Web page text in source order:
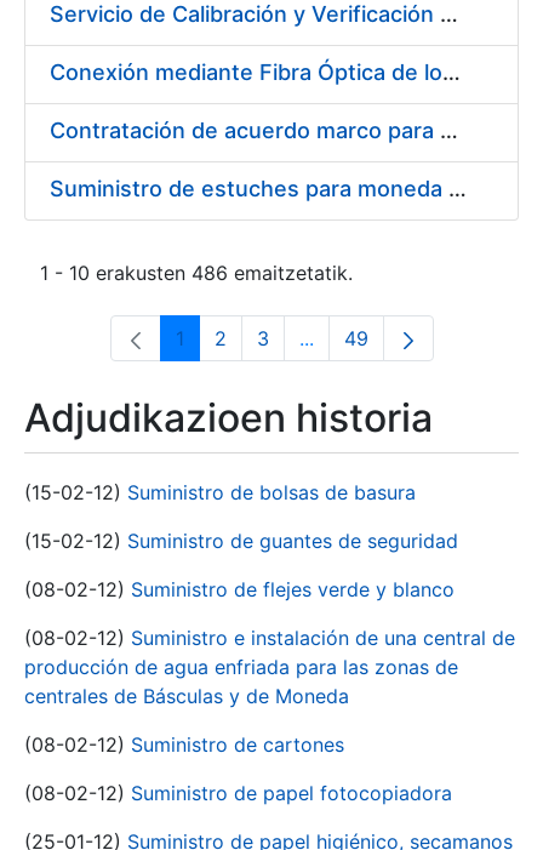
Servicio de Calibración y Verificación Externa de los Equipos de Medición del Servicio de Prevención de la FNMT-RCM
Conexión mediante Fibra Óptica de los Centros de Proceso de Datos (CPDs) de las sedes de la FNMT-RCM de Burgos y Madrid
Contratación de acuerdo marco para el Suministro de Material de Electricidad para la Fábrica Nacional de Moneda y Timbre-Real Casa de la Moneda en su centro de trabajo de Burgos
Suministro de estuches para moneda de 30 €
1 - 10 erakusten 486 emaitzetatik.
Orrialdea
1 Orrialdea
2 Orrialdea
3 ...Intermediate Pages Use
Orrialdea
49
Adjudikazioen historia
(15-02-12) Suministro de bolsas de basura
(15-02-12) Suministro de guantes de seguridad
(08-02-12) Suministro de flejes verde y blanco
(08-02-12) Suministro e instalación de una central de
producción de agua enfriada para las zonas de
centrales de Básculas y de Moneda
(08-02-12) Suministro de cartones
(08-02-12) Suministro de papel fotocopiadora
(25-01-12) Suministro de papel higiénico, secamanos